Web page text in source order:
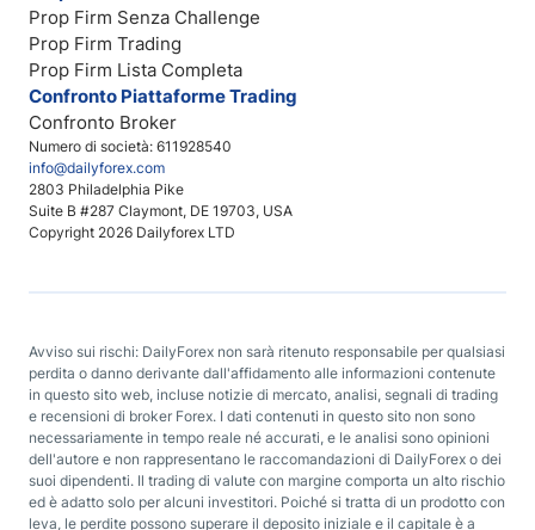
Numero di società: 611928540
info@dailyforex.com
2803 Philadelphia Pike
Suite B #287 Claymont, DE 19703, USA
Copyright 2026 Dailyforex LTD
Prop Firm Senza Challenge
Prop Firm Trading
Prop Firm Lista Completa
Confronto Piattaforme Trading
Confronto Broker
Avviso sui rischi: DailyForex non sarà ritenuto responsabile per qualsiasi
perdita o danno derivante dall'affidamento alle informazioni contenute
in questo sito web, incluse notizie di mercato, analisi, segnali di trading
e recensioni di broker Forex. I dati contenuti in questo sito non sono
necessariamente in tempo reale né accurati, e le analisi sono opinioni
dell'autore e non rappresentano le raccomandazioni di DailyForex o dei
suoi dipendenti. Il trading di valute con margine comporta un alto rischio
ed è adatto solo per alcuni investitori. Poiché si tratta di un prodotto con
leva, le perdite possono superare il deposito iniziale e il capitale è a